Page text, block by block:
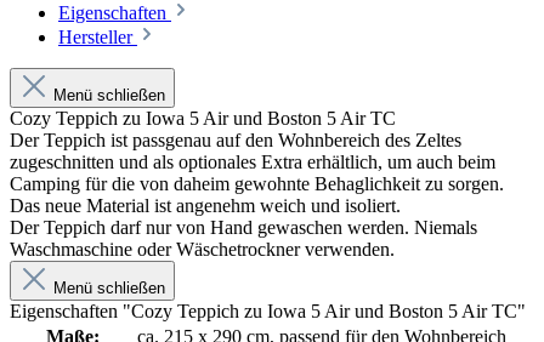
Eigenschaften
Hersteller
Menü schließen
Cozy Teppich zu Iowa 5 Air und Boston 5 Air TC
Der Teppich ist passgenau auf den Wohnbereich des Zeltes
zugeschnitten und als optionales Extra erhältlich, um auch beim
Camping für die von daheim gewohnte Behaglichkeit zu sorgen.
Das neue Material ist angenehm weich und isoliert.
Der Teppich darf nur von Hand gewaschen werden. Niemals
Waschmaschine oder Wäschetrockner verwenden.
Menü schließen
Eigenschaften "Cozy Teppich zu Iowa 5 Air und Boston 5 Air TC"
Maße:
ca. 215 x 290 cm, passend für den Wohnbereich